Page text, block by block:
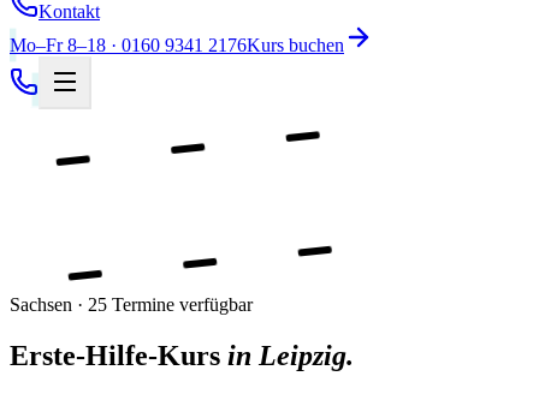
Kontakt
Mo–Fr 8–18 · 0160 9341 2176Kurs buchen
Sachsen · 25 Termine verfügbar
Erste-Hilfe-Kurs in Leipzig.